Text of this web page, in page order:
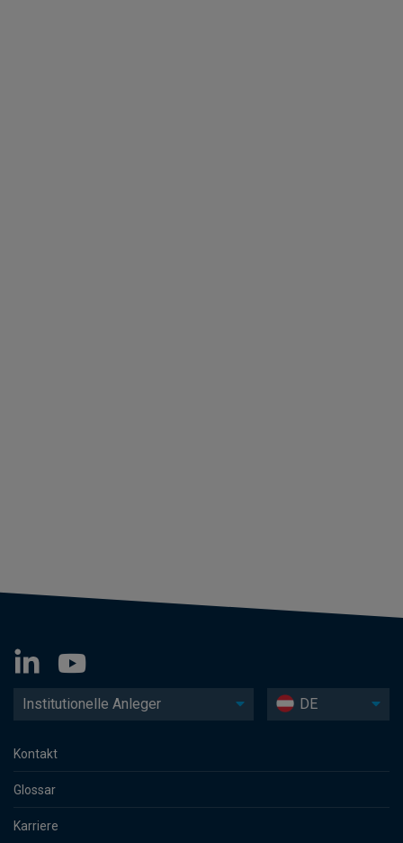
Institutionelle Anleger DE
Kontakt
Glossar
Karriere